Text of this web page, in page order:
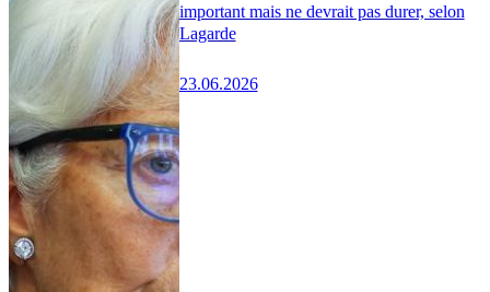
important mais ne devrait pas durer, selon
Lagarde
23.06.2026